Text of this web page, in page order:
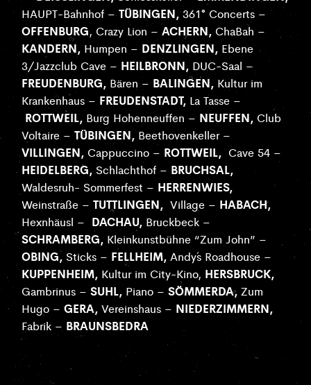
HAUPT-Bahnhof –TÜBINGEN,361° Concerts –
OFFENBURG, Crazy Lion –ACHERN, ChaBah –
KANDERN, Humpen – DENZLINGEN, Ebene
3/Jazzclub Cave – HEILBRONN, DUC-Saal –
FREUDENBURG, Bären –BALINGEN, Kultur im
Krankenhaus – FREUDENSTADT, La Tasse –
ROTTWEIL, Burg Hohenneuffen – NEUFFEN, Club
Voltaire –TÜBINGEN, Beethovenkeller –
VILLINGEN, Cappuccino – ROTTWEIL, Cave 54 –
HEIDELBERG, Schlachthof – BRUCHSAL,
Waldesruh- Sommerfest – HERRENWIES,
Weinstraße – TUTTLINGEN, Village – HABACH,
Hexnhäusl – DACHAU, Bruckbeck –
SCHRAMBERG, Kleinkunstbühne “Zum John” –
OBING, Sticks – FELLHEIM, Andy´s Roadhouse –
KUPPENHEIM, Kultur im City-Kino, HERSBRUCK,
Gambrinus –SUHL, Piano – SÖMMERDA, Zum
Hugo –GERA,Vereinshaus – NIEDERZIMMERN,
Fabrik – BRAUNSBEDRA